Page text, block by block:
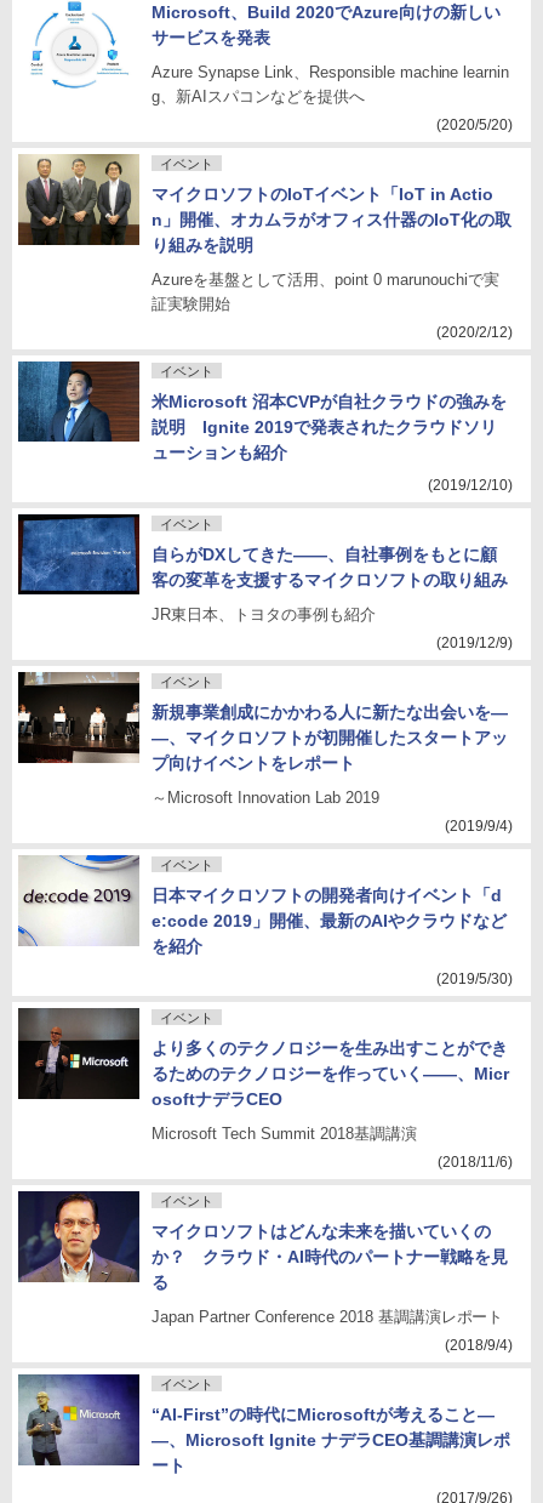
Microsoft、Build 2020でAzure向けの新しい
サービスを発表
Azure Synapse Link、Responsible machine learnin
g、新AIスパコンなどを提供へ
(2020/5/20)
イベント
マイクロソフトのIoTイベント「IoT in Actio
n」開催、オカムラがオフィス什器のIoT化の取
り組みを説明
Azureを基盤として活用、point 0 marunouchiで実
証実験開始
(2020/2/12)
イベント
米Microsoft 沼本CVPが自社クラウドの強みを
説明 Ignite 2019で発表されたクラウドソリ
ューションも紹介
(2019/12/10)
イベント
自らがDXしてきた――、自社事例をもとに顧
客の変革を支援するマイクロソフトの取り組み
JR東日本、トヨタの事例も紹介
(2019/12/9)
イベント
新規事業創成にかかわる人に新たな出会いを―
―、マイクロソフトが初開催したスタートアッ
プ向けイベントをレポート
～Microsoft Innovation Lab 2019
(2019/9/4)
イベント
日本マイクロソフトの開発者向けイベント「d
e:code 2019」開催、最新のAIやクラウドなど
を紹介
(2019/5/30)
イベント
より多くのテクノロジーを生み出すことができ
るためのテクノロジーを作っていく――、Micr
osoftナデラCEO
Microsoft Tech Summit 2018基調講演
(2018/11/6)
イベント
マイクロソフトはどんな未来を描いていくの
か？ クラウド・AI時代のパートナー戦略を見
る
Japan Partner Conference 2018 基調講演レポート
(2018/9/4)
イベント
“AI-First”の時代にMicrosoftが考えること―
―、Microsoft Ignite ナデラCEO基調講演レポ
ート
(2017/9/26)